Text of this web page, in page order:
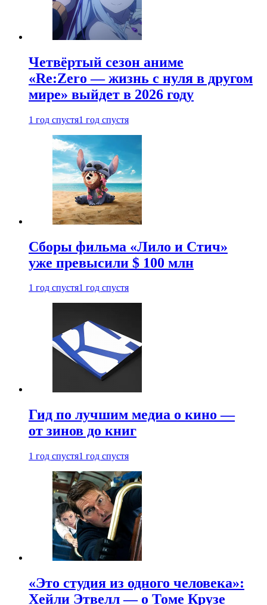
Четвёртый сезон аниме
«Re:Zero — жизнь с нуля в другом
мире» выйдет в 2026 году
1 год спустя1 год спустя
Сборы фильма «Лило и Стич»
уже превысили $ 100 млн
1 год спустя1 год спустя
Гид по лучшим медиа о кино —
от зинов до книг
1 год спустя1 год спустя
«Это студия из одного человека»:
Хейли Этвелл — о Томе Крузе